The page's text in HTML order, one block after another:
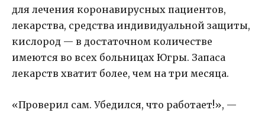
для лечения коронавирусных пациентов,
лекарства, средства индивидуальной защиты,
кислород — в достаточном количестве
имеются во всех больницах Югры. Запаса
лекарств хватит более, чем на три месяца.
«Проверил сам. Убедился, что работает!», —